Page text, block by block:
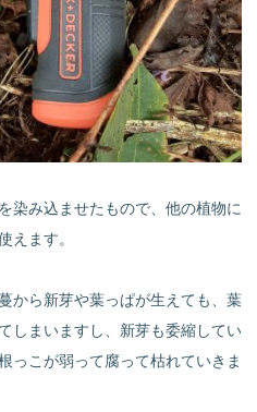
染み込ませたもので、他の植物に
えます。
から新芽や葉っぱが生えても、葉
しまいますし、新芽も委縮してい
っこが弱って腐って枯れていきま